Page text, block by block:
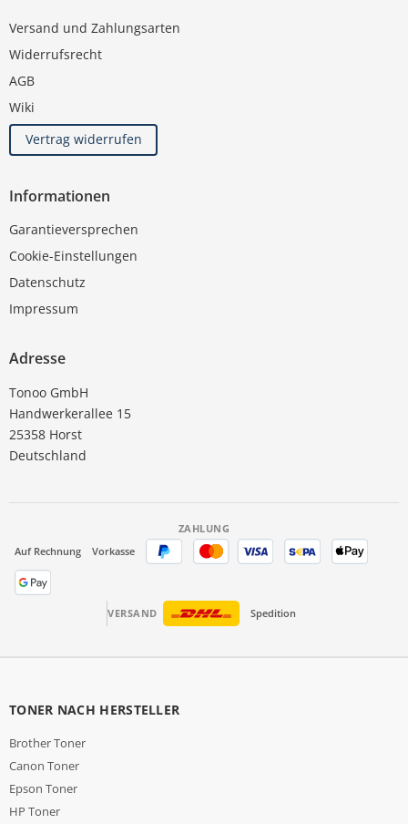
Versand und Zahlungsarten
Widerrufsrecht
AGB
Wiki
Vertrag widerrufen
Informationen
Garantieversprechen
Cookie-Einstellungen
Datenschutz
Impressum
Adresse
Tonoo GmbH
Handwerkerallee 15
25358 Horst
Deutschland
ZAHLUNG
Auf Rechnung
Vorkasse
VERSAND Spedition
TONER NACH HERSTELLER
Brother Toner
Canon Toner
Epson Toner
HP Toner